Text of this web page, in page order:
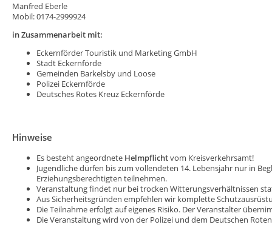
Manfred Eberle
Mobil: 0174-2999924
in Zusammenarbeit mit:
Eckernförder Touristik und Marketing GmbH
Stadt Eckernförde
Gemeinden Barkelsby und Loose
Polizei Eckernförde
Deutsches Rotes Kreuz Eckernförde
Hinweise
Es besteht angeordnete Helmpflichtvom Kreisverkehrsamt!
Jugendliche dürfen bis zum vollendeten 14. Lebensjahr nur in
Erziehungsberechtigten teilnehmen.
Veranstaltung findet nur bei trocken Witterungsverhältnissen
Aus Sicherheitsgründen empfehlen wir komplette
Die Teilnahme erfolgt auf eigenes Risiko. Der Veranstalter
Die Veranstaltung wird von der Polizei und dem Deutschen